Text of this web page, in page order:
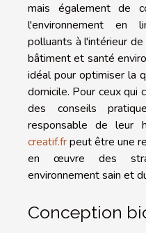
mais également de
l'environnement en
polluants à l'intérieur
bâtiment et santé
idéal pour optimiser la
domicile. Pour ceux qui
des conseils
responsable de leur
creatif.frpeut être une
en œuvre des
environnement sain et
Conception